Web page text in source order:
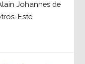
Johannes de
Este